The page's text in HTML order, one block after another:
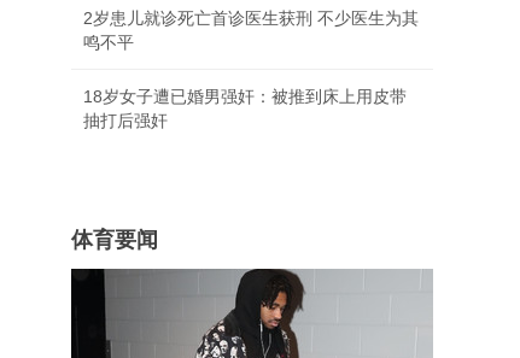
2岁患儿就诊死亡首诊医生获刑 不少医生为其
鸣不平
18岁女子遭已婚男强奸：被推到床上用皮带
抽打后强奸
体育要闻